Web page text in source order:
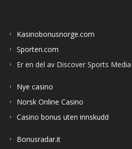
Kasinobonusnorge.com
Sporten.com
Er en del av Discover Sports Media
Nye casino
Norsk Online Casino
Casino bonus uten innskudd
Bonusradar.it